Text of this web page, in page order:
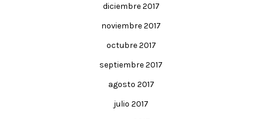
diciembre 2017
noviembre 2017
octubre 2017
septiembre 2017
agosto 2017
julio 2017